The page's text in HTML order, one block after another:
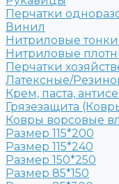
Перчатки
Винил
Нитриловые
Нитриловые
Перчатки
Латексные/
Крем, паста,
Грязезащита
Ковры ворсовые
Размер 115*200
Размер 115*240
Размер 150*250
Размер 85*150